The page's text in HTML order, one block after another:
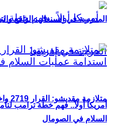
أمريكا أولاً.. فهم خطة ترامب
المدرسة في السنغال: الواقع
السلام في الصومال